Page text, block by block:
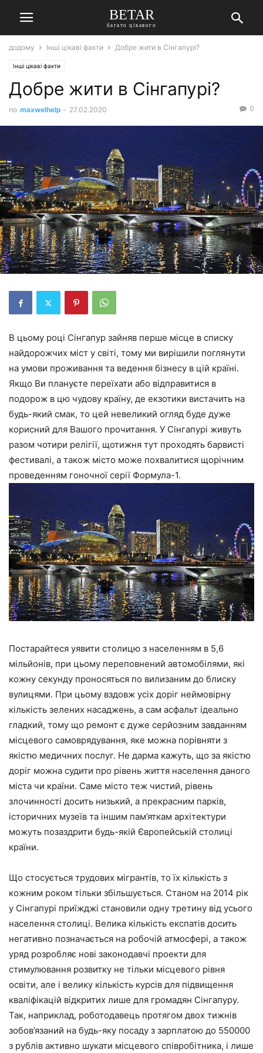
BETAR
багато цікавого
додому Інші цікаві факти Добре жити в Сінгапурі?
Інші цікаві факти
Добре жити в Сінгапурі?
по maxwelhelp - 27.02.2020 0
В цьому році Сінгапур зайняв перше місце в списку
найдорожчих міст у світі, тому ми вирішили поглянути
на умови проживання та ведення бізнесу в цій країні.
Якщо Ви плануєте переїхати або відправитися в
подорож в цю чудову країну, де екзотики вистачить на
будь-який смак, то цей невеликий огляд буде дуже
корисний для Вашого прочитання. У Сінгапурі живуть
разом чотири релігії, щотижня тут проходять барвисті
фестивалі, а також місто може похвалитися щорічним
проведенням гоночної серії Формула-1.
Постарайтеся уявити столицю з населенням в 5,6
мільйонів, при цьому переповнений автомобілями, які
кожну секунду проносяться по вилизаним до блиску
вулицями. При цьому вздовж усіх доріг неймовірну
кількість зелених насаджень, а сам асфальт ідеально
гладкий, тому що ремонт є дуже серйозним завданням
місцевого самоврядування, яке можна порівняти з
якістю медичних послуг. Не дарма кажуть, що за якістю
доріг можна судити про рівень життя населення даного
міста чи країни. Саме місто теж чистий, рівень
злочинності досить низький, а прекрасним парків,
історичних музеїв та іншим пам’яткам архітектури
можуть позаздрити будь-якій Європейській столиці
країни.
Що стосується трудових мігрантів, то їх кількість з
кожним роком тільки збільшується. Станом на 2014 рік
у Сінгапурі приїжджі становили одну третину від усього
населення столиці. Велика кількість експатів досить
негативно позначається на робочій атмосфері, а також
уряд розробляє нові законодавчі проекти для
стимулювання розвитку не тільки місцевого рівня
освіти, але і велику кількість курсів для підвищення
кваліфікацій відкритих лише для громадян Сінгапуру.
Так, наприклад, роботодавець протягом двох тижнів
зобов’язаний на будь-яку посаду з зарплатою до 550000
з рублів активно шукати місцевого співробітника, і лише